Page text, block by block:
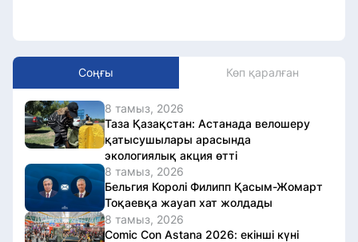
Соңғы Көп қаралған
8 тамыз, 2026
Таза Қазақстан: Астанада велошеру
қатысушылары арасында
экологиялық акция өтті
8 тамыз, 2026
Бельгия Королі Филипп Қасым-Жомарт
Тоқаевқа жауап хат жолдады
8 тамыз, 2026
Comic Con Astana 2026: екінші күні